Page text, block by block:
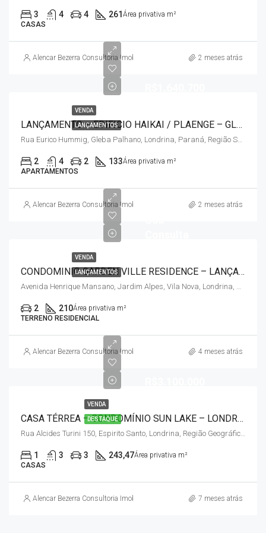
3 4 4 261Área privativa m²
CASAS
Alencar Bezerra Consultoria Imobiliária 2 meses atrás
VENDA
LANÇAMENTOS LANÇAMENTO – EDIFICIO HAIKAI / PLAENGE – GLEBA PALHANO
2 4 2 133Área privativa m²
APARTAMENTOS
Alencar Bezerra Consultoria Imobiliária 2 meses atrás
VENDA
LANÇAMENTOS CONDOMINIO GARDEN VILLE RESIDENCE – LANÇAMENTO – ZONA NORTE
2 210Área privativa m²
TERRENO RESIDENCIAL
Alencar Bezerra Consultoria Imobiliária 4 meses atrás
VENDA
DESTAQUE CASA TÉRREA – CONDOMÍNIO SUN LAKE – LONDRINA / PR
1 3 3 243,47Área privativa m²
CASAS
Alencar Bezerra Consultoria Imobiliária 7 meses atrás